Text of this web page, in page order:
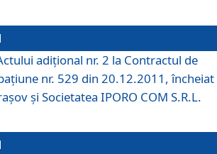
adițional nr. 2 la Contractul de
nr. 529 din 20.12.2011, încheiat
și Societatea IPORO COM S.R.L.